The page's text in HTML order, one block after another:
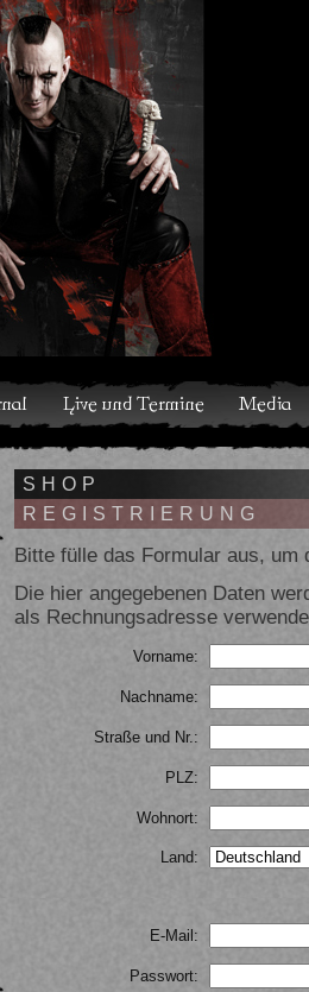
Media Shop Band Discografie
SHOP
REGISTRIERUNG
Bitte fülle das Formular aus, um
Die hier angegebenen Daten
als Rechnungsadresse
Vorname:
Nachname:
Straße und Nr.:
PLZ:
Wohnort:
Land:
E-Mail:
Passwort: